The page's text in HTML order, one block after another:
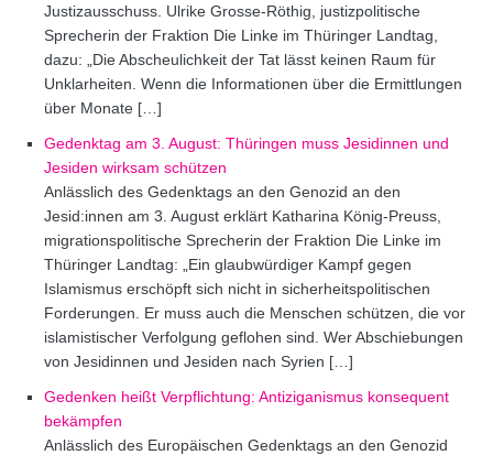
Justizausschuss. Ulrike Grosse-Röthig, justizpolitische
Sprecherin der Fraktion Die Linke im Thüringer Landtag,
dazu: „Die Abscheulichkeit der Tat lässt keinen Raum für
Unklarheiten. Wenn die Informationen über die Ermittlungen
über Monate […]
Gedenktag am 3. August: Thüringen muss Jesidinnen und
Jesiden wirksam schützen
Anlässlich des Gedenktags an den Genozid an den
Jesid:innen am 3. August erklärt Katharina König-Preuss,
migrationspolitische Sprecherin der Fraktion Die Linke im
Thüringer Landtag: „Ein glaubwürdiger Kampf gegen
Islamismus erschöpft sich nicht in sicherheitspolitischen
Forderungen. Er muss auch die Menschen schützen, die vor
islamistischer Verfolgung geflohen sind. Wer Abschiebungen
von Jesidinnen und Jesiden nach Syrien […]
Gedenken heißt Verpflichtung: Antiziganismus konsequent
bekämpfen
Anlässlich des Europäischen Gedenktags an den Genozid